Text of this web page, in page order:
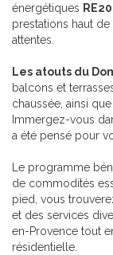
énergétiques
prestations haut
attentes.
Les atouts du
balcons et
chaussée, ainsi
Immergez-vous
a été pensé pour
Le programme
de commodités
pied, vous
et des services
en-Provence tout
résidentielle.